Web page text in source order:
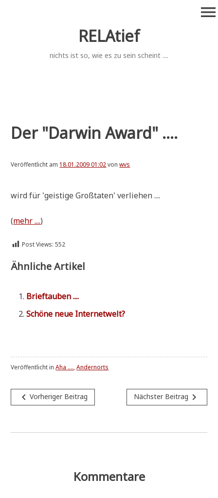
RELAtief
nichts ist so, wie es zu sein scheint ....
menu
Der "Darwin Award" ....
Veröffentlicht am 18.01.2009 01:02vonwvs
wird für 'gei­sti­ge Groß­ta­ten' verliehen ....
(mehr ....)
Post Views: 552
Ähnliche Artikel
Brief­tau­ben ....
Schö­ne neue Internetwelt?
Veröffentlicht inAha ....,Andernorts
Beitragsnavigation
navigate_beforeVorheriger Beitrag Nächster Beitrag navigate_next
Kommentare